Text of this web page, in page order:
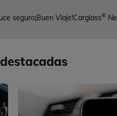
seguro¡Buen Viaje!Carglass®